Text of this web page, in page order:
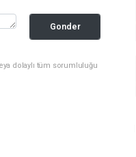
Gonder
dolaylı tüm sorumluluğu